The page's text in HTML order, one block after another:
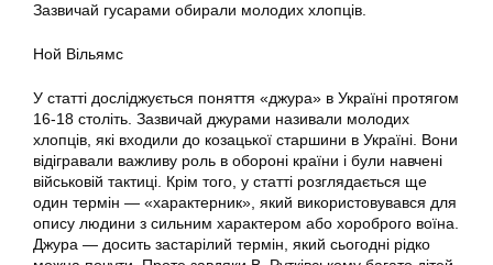
Зазвичай гусарами обирали молодих хлопців.
Ной Вільямс
У статті досліджується поняття «джура» в Україні протягом
16-18 століть. Зазвичай джурами називали молодих
хлопців, які входили до козацької старшини в Україні. Вони
відігравали важливу роль в обороні країни і були навчені
військовій тактиці. Крім того, у статті розглядається ще
один термін — «характерник», який використовувався для
опису людини з сильним характером або хороброго воїна.
Джура — досить застарілий термін, який сьогодні рідко